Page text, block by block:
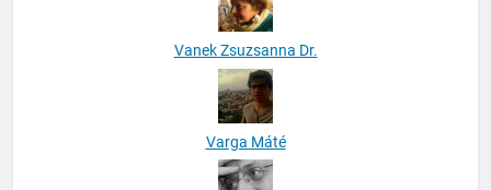
Vanek Zsuzsanna Dr.
Varga Máté